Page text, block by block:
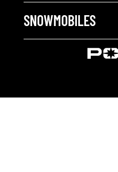
SNOWMOBILES